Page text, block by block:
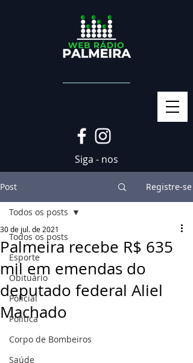
Siga - nos
Post Registre-se
Todos os posts
Esporte
Obituário
Policial
Politica
Corpo de Bombeiros
Saúde
Todos os posts
Palmeira recebe R$ 635
mil em emendas do
deputado federal Aliel
Machado
30 de jul. de 2021